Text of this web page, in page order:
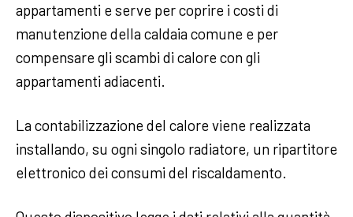
appartamenti e serve per coprire i costi di
manutenzione della caldaia comune e per
compensare gli scambi di calore con gli
appartamenti adiacenti.
La contabilizzazione del calore viene realizzata
installando, su ogni singolo radiatore, un ripartitore
elettronico dei consumi del riscaldamento.